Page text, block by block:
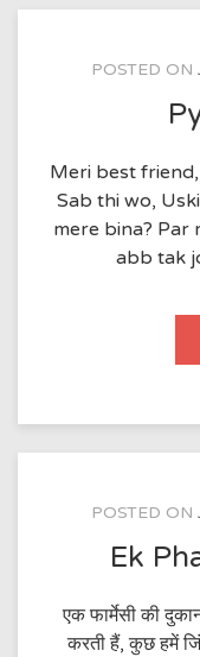
POSTED ON
Meri best
Sab thi wo,
mere bina? Par
abb tak
POSTED ON
Ek
एक फार्मेसी की
करती हैं, कुछ हमें